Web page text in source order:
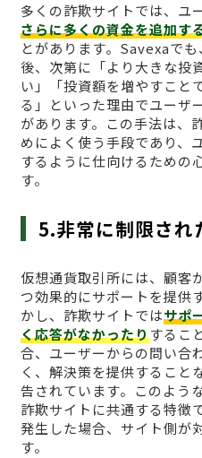
多くの詐欺サイトでは、ユ
さらに多くの資金を追加す
とがあります。Savexaで
後、次第に「より大きな投
い」「投資額を増やすこと
る」といった理由でユーザ
があります。この手法は、
めによく使う手段であり、
するように仕向けるための
す。
5.非常に制限され
仮想通貨取引所には、顧客
つ効果的にサポートを提供
かし、詐欺サイトではサポ
く応答がなかったりするこ
合、ユーザーからの問い合
く、解決策を提供すること
告されています。このよう
詐欺サイトに共通する特徴
発生した場合、サイト側が
す。